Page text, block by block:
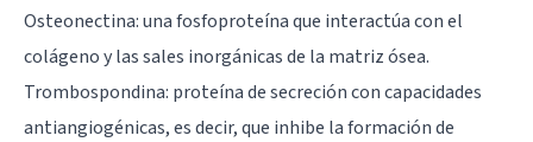
Osteonectina: una fosfoproteína que interactúa con el
colágeno y las sales inorgánicas de la matriz ósea.
Trombospondina: proteína de secreción con capacidades
antiangiogénicas, es decir, que inhibe la formación de